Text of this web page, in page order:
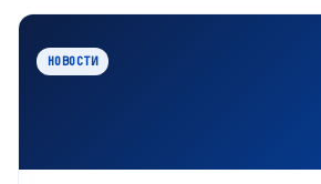
НОВОСТИ